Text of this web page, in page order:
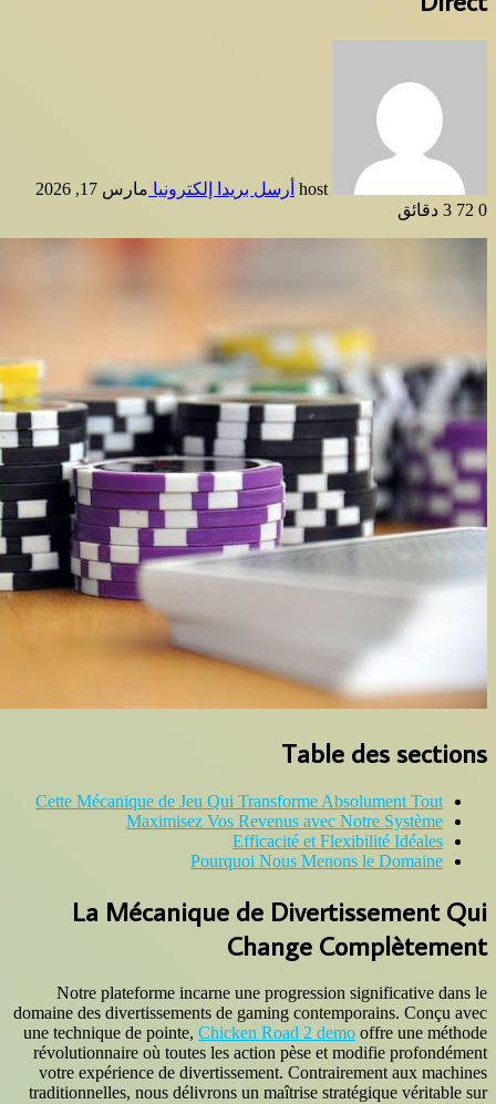
بريدا إلكترونيا مارس 17, 2026
Cette Mécanique de Jeu Qui
Maximisez Vos
Pourquoi
La Mécanique
Notre plateforme incarne une
domaine des divertissements de
une technique de pointe,Chicken
révolutionnaire où toutes les
votre expérience de
traditionnelles, nous délivrons un